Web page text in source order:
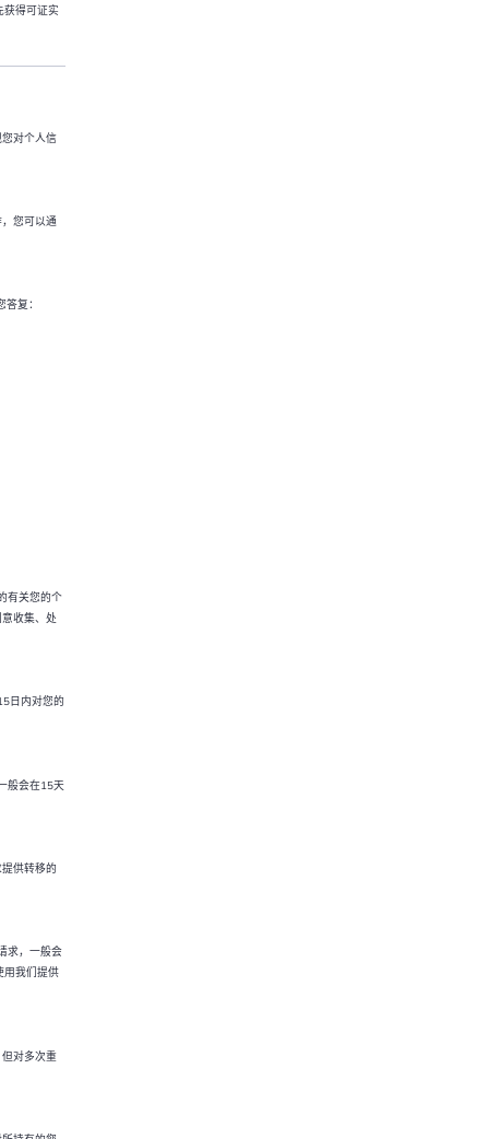
获得可证实
对个人信
您可以通
复：
有关您的个
收集、处
日内对您的
般会在15天
供转移的
求，一般会
用我们提供
对多次重